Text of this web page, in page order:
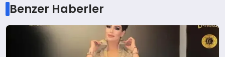
Benzer Haberler